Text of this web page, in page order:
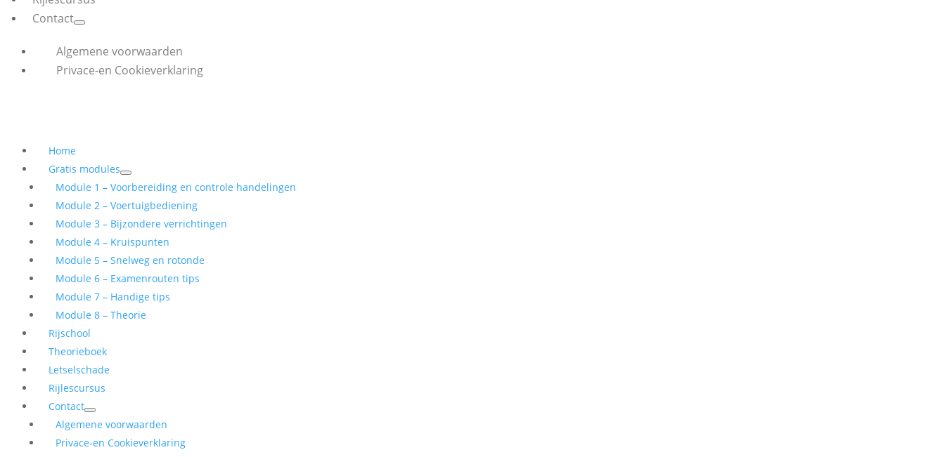
Contact
Algemene voorwaarden
Privace-en Cookieverklaring
Home
Gratis modules
Module 1 – Voorbereiding en controle handelingen
Module 2 – Voertuigbediening
Module 3 – Bijzondere verrichtingen
Module 4 – Kruispunten
Module 5 – Snelweg en rotonde
Module 6 – Examenrouten tips
Module 7 – Handige tips
Module 8 – Theorie
Rijschool
Theorieboek
Letselschade
Rijlescursus
Contact
Algemene voorwaarden
Privace-en Cookieverklaring